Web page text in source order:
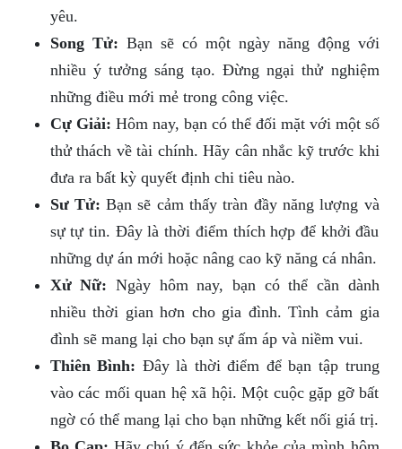
yêu.
Song Tử: Bạn sẽ có một ngày năng động với
nhiều ý tưởng sáng tạo. Đừng ngại thử nghiệm
những điều mới mẻ trong công việc.
Cự Giải: Hôm nay, bạn có thể đối mặt với một số
thử thách về tài chính. Hãy cân nhắc kỹ trước khi
đưa ra bất kỳ quyết định chi tiêu nào.
Sư Tử: Bạn sẽ cảm thấy tràn đầy năng lượng và
sự tự tin. Đây là thời điểm thích hợp để khởi đầu
những dự án mới hoặc nâng cao kỹ năng cá nhân.
Xử Nữ: Ngày hôm nay, bạn có thể cần dành
nhiều thời gian hơn cho gia đình. Tình cảm gia
đình sẽ mang lại cho bạn sự ấm áp và niềm vui.
Thiên Bình: Đây là thời điểm để bạn tập trung
vào các mối quan hệ xã hội. Một cuộc gặp gỡ bất
ngờ có thể mang lại cho bạn những kết nối giá trị.